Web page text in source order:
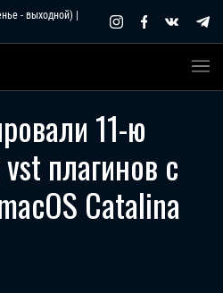
- выходной) |
11-ю
плагинов с
Catalina